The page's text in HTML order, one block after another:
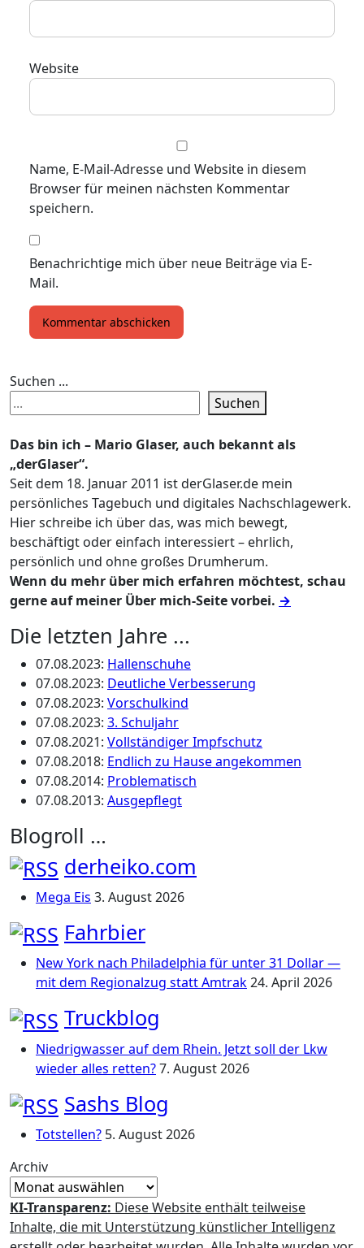
Website
Name, E-Mail-Adresse und Website in diesem
Browser für meinen nächsten Kommentar
speichern.
Benachrichtige mich über neue Beiträge via E-
Mail.
Suchen ...
Suchen
Das bin ich – Mario Glaser, auch bekannt als
„derGlaser“.
Seit dem 18. Januar 2011 ist derGlaser.de mein
persönliches Tagebuch und digitales Nachschlagewerk.
Hier schreibe ich über das, was mich bewegt,
beschäftigt oder einfach interessiert – ehrlich,
persönlich und ohne großes Drumherum.
Wenn du mehr über mich erfahren möchtest, schau
gerne auf meiner Über mich-Seite vorbei. →
Die letzten Jahre ...
07.08.2023: Hallenschuhe
07.08.2023: Deutliche Verbesserung
07.08.2023: Vorschulkind
07.08.2023: 3. Schuljahr
07.08.2021: Vollständiger Impfschutz
07.08.2018: Endlich zu Hause angekommen
07.08.2014: Problematisch
07.08.2013: Ausgepflegt
Blogroll …
derheiko.com
Mega Eis 3. August 2026
Fahrbier
New York nach Philadelphia für unter 31 Dollar —
mit dem Regionalzug statt Amtrak24. April 2026
Truckblog
Niedrigwasser auf dem Rhein. Jetzt soll der Lkw
wieder alles retten?7. August 2026
Sashs Blog
Totstellen? 5. August 2026
Archiv
KI-Transparenz: Diese Website enthält teilweise
Inhalte, die mit Unterstützung künstlicher Intelligenz